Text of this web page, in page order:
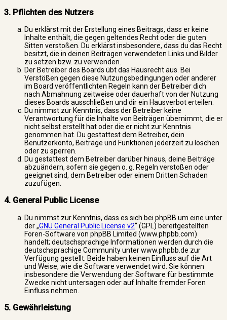
3. Pflichten des Nutzers
Du erklärst mit der Erstellung eines Beitrags, dass er keine
Inhalte enthält, die gegen geltendes Recht oder die guten
Sitten verstoßen. Du erklärst insbesondere, dass du das Recht
besitzt, die in deinen Beiträgen verwendeten Links und Bilder
zu setzen bzw. zu verwenden.
Der Betreiber des Boards übt das Hausrecht aus. Bei
Verstößen gegen diese Nutzungsbedingungen oder anderer
im Board veröffentlichten Regeln kann der Betreiber dich
nach Abmahnung zeitweise oder dauerhaft von der Nutzung
dieses Boards ausschließen und dir ein Hausverbot erteilen.
Du nimmst zur Kenntnis, dass der Betreiber keine
Verantwortung für die Inhalte von Beiträgen übernimmt, die er
nicht selbst erstellt hat oder die er nicht zur Kenntnis
genommen hat. Du gestattest dem Betreiber, dein
Benutzerkonto, Beiträge und Funktionen jederzeit zu löschen
oder zu sperren.
Du gestattest dem Betreiber darüber hinaus, deine Beiträge
abzuändern, sofern sie gegen o. g. Regeln verstoßen oder
geeignet sind, dem Betreiber oder einem Dritten Schaden
zuzufügen.
4. General Public License
Du nimmst zur Kenntnis, dass es sich bei phpBB um eine unter
der „GNU General Public License v2“ (GPL) bereitgestellten
Foren-Software von phpBB Limited (www.phpbb.com)
handelt; deutschsprachige Informationen werden durch die
deutschsprachige Community unter www.phpbb.de zur
Verfügung gestellt. Beide haben keinen Einfluss auf die Art
und Weise, wie die Software verwendet wird. Sie können
insbesondere die Verwendung der Software für bestimmte
Zwecke nicht untersagen oder auf Inhalte fremder Foren
Einfluss nehmen.
5. Gewährleistung